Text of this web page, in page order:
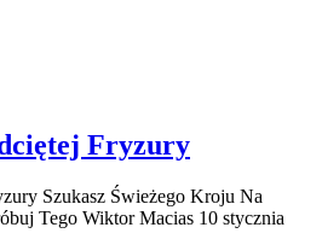
Fryzury
Szukasz Świeżego Kroju Na
Tego Wiktor Macias 10 stycznia